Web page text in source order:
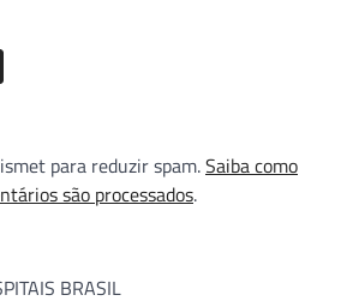
para reduzir spam.Saiba como
são processados.
BRASIL